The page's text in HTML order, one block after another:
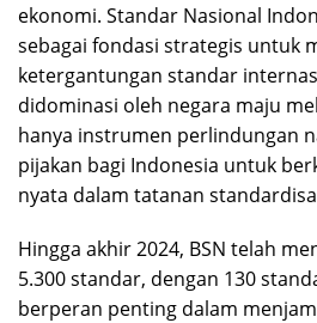
ekonomi. Standar Nasional
sebagai fondasi strategis untuk
ketergantungan standar
didominasi oleh negara maju
hanya instrumen perlindungan
pijakan bagi Indonesia untuk
nyata dalam tatanan
Hingga akhir 2024, BSN telah
5.300 standar, dengan 130
berperan penting dalam